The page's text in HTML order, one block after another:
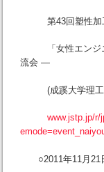
第43回塑性加工
「女性エンジニ
流会 ―
(成蹊大学理工
www.jstp.jp/r/
○2011年11月21